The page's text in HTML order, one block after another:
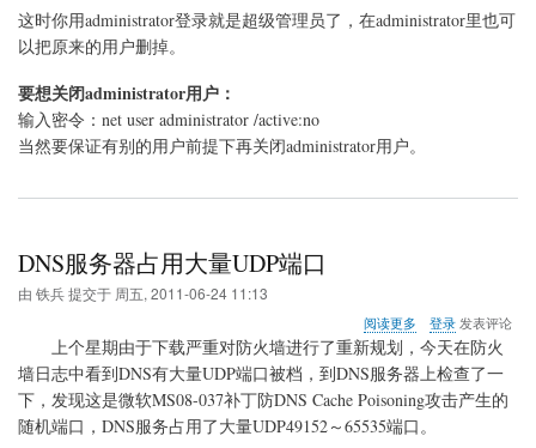
超
这时你用administrator登录就是超级管理员了，在administrator里也可
以把原来的用户删掉。
要想关闭administrator用户：
输入密令：net user administrator /active:no
当然要保证有别的用户前提下再关闭administrator用户。
DNS服务器占用大量UDP端口
由 铁兵提交于 周五, 2011-06-24 11:13
阅读更多
于
DNS
服
务
器
登录发表评论
上个星期由于下载严重对防火墙进行了重新规划，今天在防火
墙日志中看到DNS有大量UDP端口被档，到DNS服务器上检查了一
下，发现这是微软MS08-037补丁防DNS Cache Poisoning攻击产生的
随机端口，DNS服务占用了大量UDP49152～65535端口。